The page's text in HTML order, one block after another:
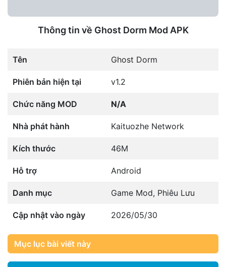
Thông tin về Ghost Dorm Mod APK
Tên Ghost Dorm
Phiên bản hiện tại v1.2
Chức năng MOD N/A
Nhà phát hành Kaituozhe Network
Kích thước 46M
Hỗ trợ Android
Danh mục Game Mod, Phiêu Lưu
Cập nhật vào ngày 2026/05/30
Mục lục bài viết này